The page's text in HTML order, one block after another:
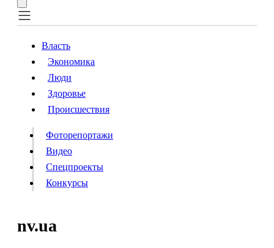
Власть
Происшествия
Видео
Конкурсы
Власть
Экономика
Люди
Здоровье
Происшествия
Фоторепортажи
Видео
Спецпроекты
Конкурсы
nv.ua